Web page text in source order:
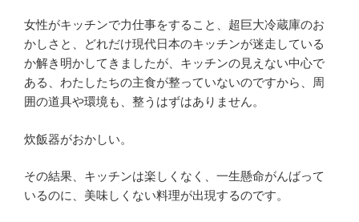
女性がキッチンで力仕事をすること、超巨大冷蔵庫のお
かしさと、どれだけ現代日本のキッチンが迷走している
か解き明かしてきましたが、キッチンの見えない中心で
ある、わたしたちの主食が整っていないのですから、周
囲の道具や環境も、整うはずはありません。
炊飯器がおかしい。
その結果、キッチンは楽しくなく、一生懸命がんばって
いるのに、美味しくない料理が出現するのです。